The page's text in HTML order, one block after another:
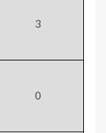
​3
​0